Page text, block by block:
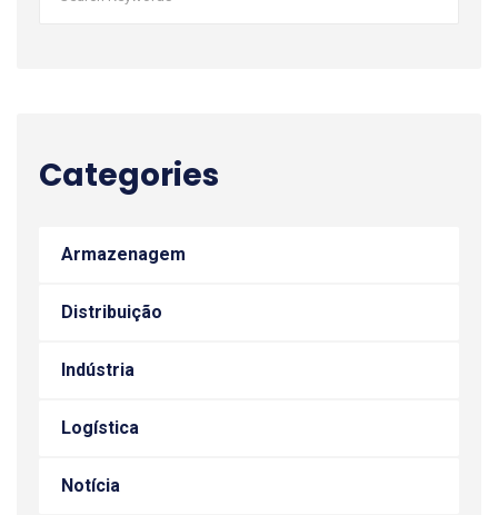
Categories
Armazenagem
Distribuição
Indústria
Logística
Notícia